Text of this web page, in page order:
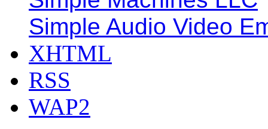
Simple Audio Video
XHTML
RSS
WAP2